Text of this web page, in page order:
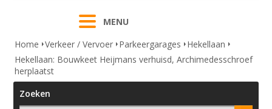
MENU
Home Verkeer / Vervoer Parkeergarages
Hekellaan
Hekellaan: Bouwkeet Heijmans verhuisd, Archimedesschroef
herplaatst
Zoeken